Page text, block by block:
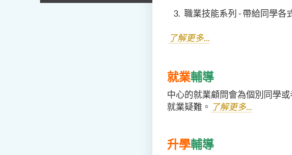
職業技能系列 - 帶給同學各
了解更多...
就業輔導
中心的就業顧問會為個別同學
就業疑難。 了解更多...
升學輔導